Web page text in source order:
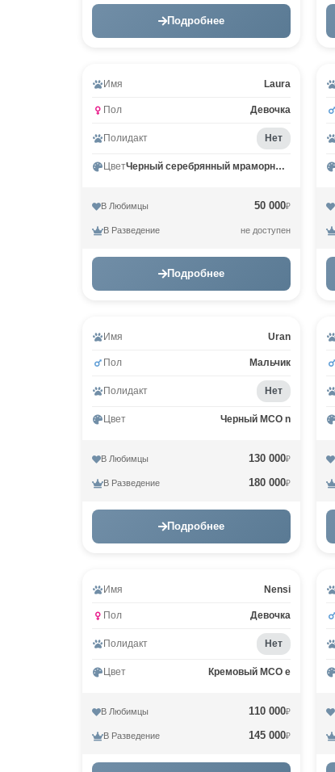
Подробнее
Видео
Имя Laura
Пол Девочка
Полидакт Нет
Цвет Черный серебрянный мраморный MCO ns 22
В Любимцы 50 000₽
В Разведение не доступен
Подробнее
Имя Uran
Пол Мальчик
Полидакт Нет
Цвет Черный MCO n
В Любимцы 130 000₽
В Разведение 180 000₽
Подробнее
Имя Nensi
Пол Девочка
Полидакт Нет
Цвет Кремовый MCO e
В Любимцы 110 000₽
В Разведение 145 000₽